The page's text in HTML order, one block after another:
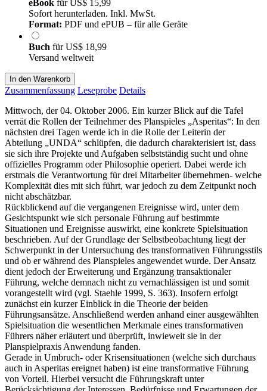
eBook fürUS$ 15,99
Sofort herunterladen. Inkl. MwSt.
Format: PDF und ePUB – für alle Geräte
Buch fürUS$ 18,99
Versand weltweit
In den Warenkorb
Zusammenfassung Leseprobe Details
Mittwoch, der 04. Oktober 2006. Ein kurzer Blick auf die Tafel
verrät die Rollen der Teilnehmer des Planspieles „Asperitas“: In den
nächsten drei Tagen werde ich in die Rolle der Leiterin der
Abteilung „UNDA“ schlüpfen, die dadurch charakterisiert ist, dass
sie sich ihre Projekte und Aufgaben selbstständig sucht und ohne
offizielles Programm oder Philosophie operiert. Dabei werde ich
erstmals die Verantwortung für drei Mitarbeiter übernehmen- welche
Komplexität dies mit sich führt, war jedoch zu dem Zeitpunkt noch
nicht abschätzbar.
Rückblickend auf die vergangenen Ereignisse wird, unter dem
Gesichtspunkt wie sich personale Führung auf bestimmte
Situationen und Ereignisse auswirkt, eine konkrete Spielsituation
beschrieben. Auf der Grundlage der Selbstbeobachtung liegt der
Schwerpunkt in der Untersuchung des transformativen Führungsstils
und ob er während des Planspieles angewendet wurde. Der Ansatz
dient jedoch der Erweiterung und Ergänzung transaktionaler
Führung, welche demnach nicht zu vernachlässigen ist und somit
vorangestellt wird (vgl. Staehle 1999, S. 363). Insofern erfolgt
zunächst ein kurzer Einblick in die Theorie der beiden
Führungsansätze. Anschließend werden anhand einer ausgewählten
Spielsituation die wesentlichen Merkmale eines transformativen
Führers näher erläutert und überprüft, inwieweit sie in der
Planspielpraxis Anwendung fanden.
Gerade in Umbruch- oder Krisensituationen (welche sich durchaus
auch in Asperitas ereignet haben) ist eine transformative Führung
von Vorteil. Hierbei versucht die Führungskraft unter